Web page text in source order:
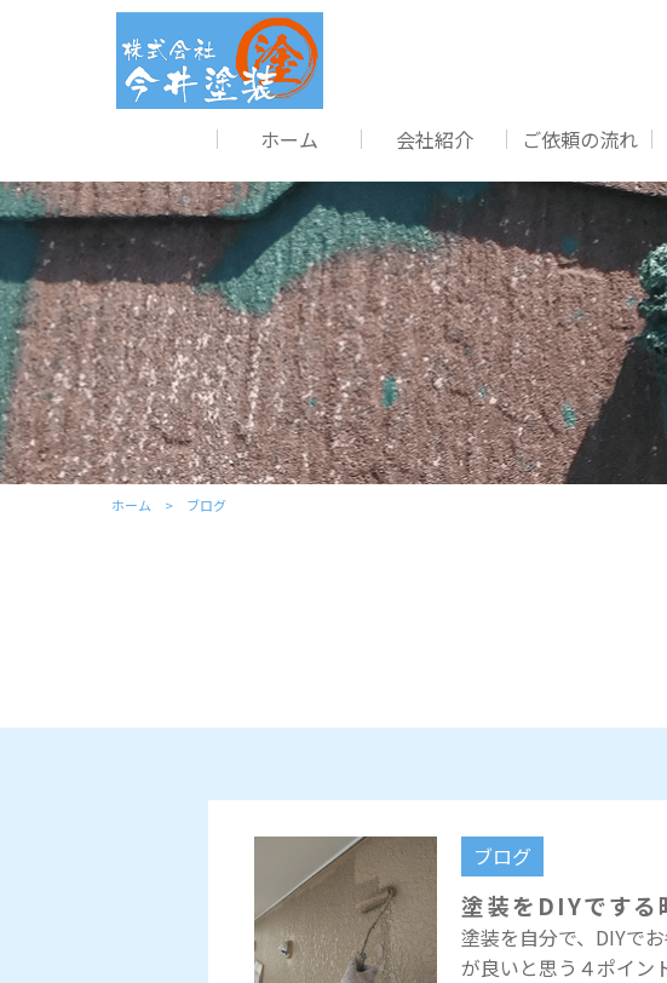
ホーム 会社紹介 ご依頼の流れ
ホーム ブログ
ブログ
塗装をDIYでする
塗装を自分で、DIYで
が良いと思う４ポイ